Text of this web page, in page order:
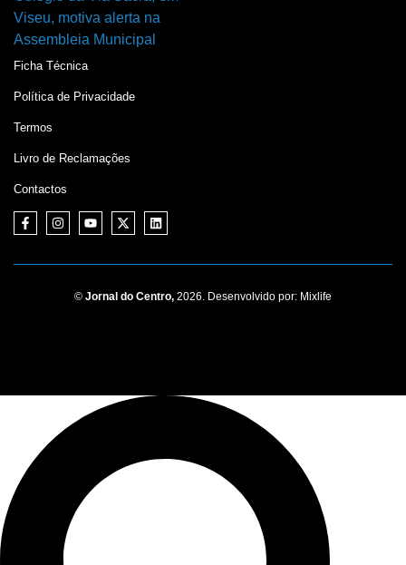
Ficha Técnica
Política de Privacidade
Termos
Livro de Reclamações
Contactos
© Jornal do Centro, 2026. Desenvolvido por: Mixlife